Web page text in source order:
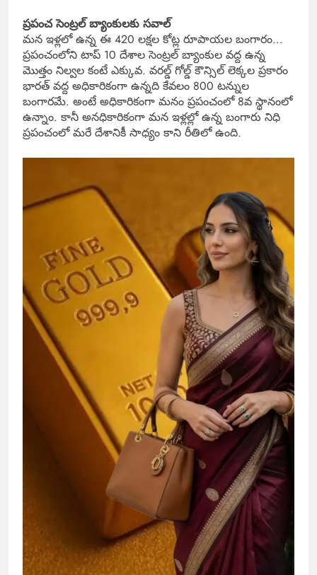
ప్రపంచ సెంట్రల్ బ్యాంకులకు సవాల్
మన ఇళ్లలో ఉన్న ఈ 420 లక్షల కోట్ల రూపాయల బంగారం…
ప్రపంచంలోని టాప్ 10 దేశాల సెంట్రల్ బ్యాంకుల వద్ద ఉన్న
మొత్తం నిల్వల కంటే ఎక్కువ. వరల్డ్ గోల్డ్ కౌన్సిల్ లెక్కల ప్రకారం
భారత్ వద్ద అధికారికంగా ఉన్నది కేవలం 800 టన్నుల
బంగారమే. అంటే అధికారికంగా మనం ప్రపంచంలో 8వ స్థానంలో
ఉన్నాం. కానీ అనధికారికంగా మన ఇళ్లల్లో ఉన్న బంగారు నిధి
ప్రపంచంలో మరే దేశానికీ సాధ్యం కాని రీతిలో ఉంది.